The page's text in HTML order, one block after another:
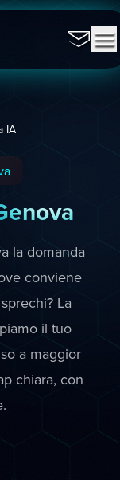
IA
la domanda
conviene
La
il tuo
a maggior
chiara, con